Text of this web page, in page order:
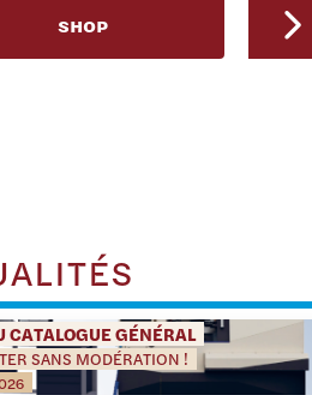
SHOP
CATALOGUE GÉNÉRAL
SANS MODÉRATION !